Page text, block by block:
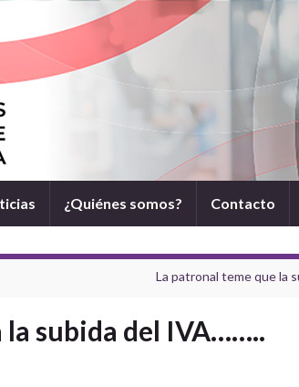
¿Quiénes somos? Contacto
La patronal teme que la
subida del IVA……..